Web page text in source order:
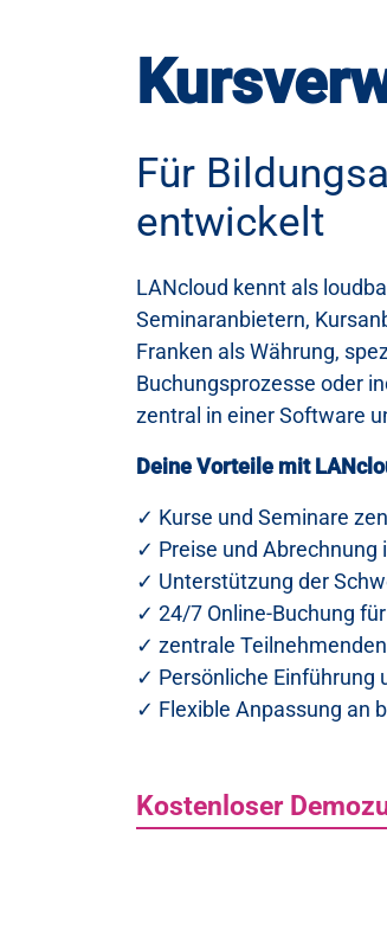
Für
entwickelt
LANcloud kennt als
Seminaranbietern,
Franken als Währung,
Buchungsprozesse oder
zentral in einer Software
Deine Vorteile mit
✓ Kurse und Seminare
✓ Preise und Abrechnung
✓ Unterstützung der
✓ 24/7 Online-Buchung
✓ zentrale
✓ Persönliche Einführung
✓ Flexible Anpassung an
Kostenloser